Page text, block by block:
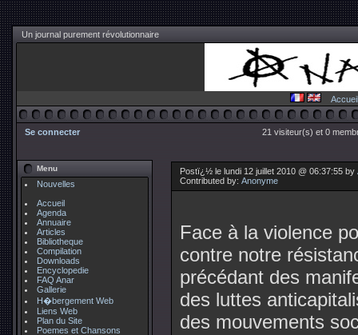
Un journal purement révolutionnaire
Accueil
Se connecter 21 visiteur(s) et 0
Menu
Nouvelles
Accueil
Agenda
Annuaire
Articles
Bibliotheque
Compilation
Downloads
Encyclopedie
FAQ Anar
Gallerie
H�bergement Web
Liens Web
Plan du Site
Poemes et Chansons
Postï¿½ le lundi 12 juillet 2010 @ 06:37:55 by
Contributed by: Anonyme
Face à la violence
contre notre
précédant des
des luttes
des mouvements